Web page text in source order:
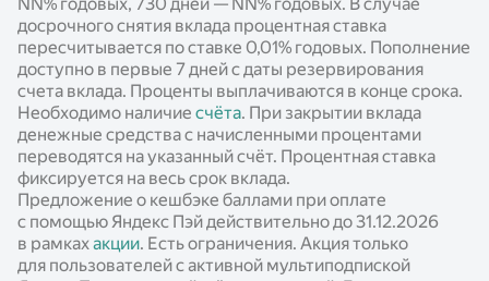
досрочного снятия вклада процентная ставка
пересчитывается по ставке 0,01% годовых. Пополнение
доступно в первые 7 дней с даты резервирования
счета вклада. Проценты выплачиваются в конце срока.
Необходимо наличие счёта. При закрытии вклада
денежные средства с начисленными процентами
переводятся на указанный счёт. Процентная ставка
фиксируется на весь срок вклада.
Предложение о кешбэке баллами при оплате
с помощью Яндекс Пэй действительно до 31.12.2026
в рамках акции. Есть ограничения. Акция только
для пользователей с активной мультиподпиской